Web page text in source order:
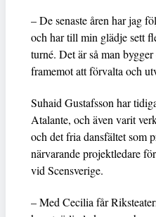
– De senaste åren har jag
och har till min glädje sett
turné. Det är så man
framemot att förvalta och
Suhaid Gustafsson har
Atalante, och även varit
och det fria dansfältet som
närvarande projektledare
vid Scensverige.
– Med Cecilia får